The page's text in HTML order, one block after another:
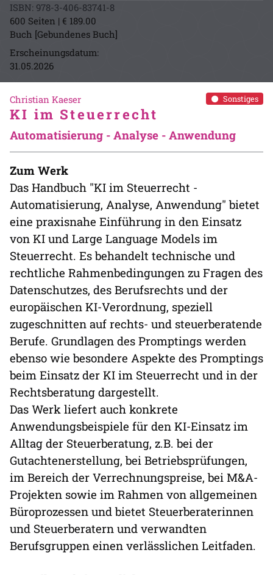
ISBN: 978-3-406-83741-8
600 Seiten | € 189.00
Buch [Gebundenes Buch]
Erscheinungsdatum:
31.05.2026
Sonstiges
Christian Kaeser
KI im Steuerrecht
Automatisierung - Analyse - Anwendung
Zum Werk
Das Handbuch "KI im Steuerrecht -
Automatisierung, Analyse, Anwendung" bietet
eine praxisnahe Einführung in den Einsatz
von KI und Large Language Models im
Steuerrecht. Es behandelt technische und
rechtliche Rahmenbedingungen zu Fragen des
Datenschutzes, des Berufsrechts und der
europäischen KI-Verordnung, speziell
zugeschnitten auf rechts- und steuerberatende
Berufe. Grundlagen des Promptings werden
ebenso wie besondere Aspekte des Promptings
beim Einsatz der KI im Steuerrecht und in der
Rechtsberatung dargestellt.
Das Werk liefert auch konkrete
Anwendungsbeispiele für den KI-Einsatz im
Alltag der Steuerberatung, z.B. bei der
Gutachtenerstellung, bei Betriebsprüfungen,
im Bereich der Verrechnungspreise, bei M&A-
Projekten sowie im Rahmen von allgemeinen
Büroprozessen und bietet Steuerberaterinnen
und Steuerberatern und verwandten
Berufsgruppen einen verlässlichen Leitfaden.